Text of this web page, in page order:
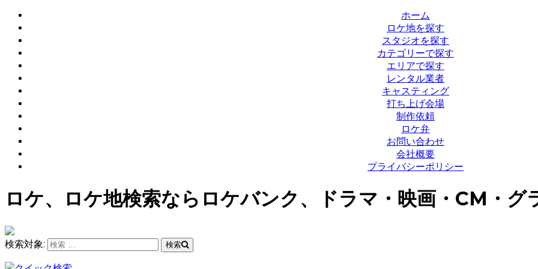
ホーム
ロケ地を探す
スタジオを探す
カテゴリーで探す
エリアで探す
レンタル業者
キャスティング
打ち上げ会場
制作依頼
ロケ弁
お問い合わせ
会社概要
プライバシーポリシー
ロケ、ロケ地検索ならロケバンク、ドラマ・映画・CM・グ
検索対象: 検索